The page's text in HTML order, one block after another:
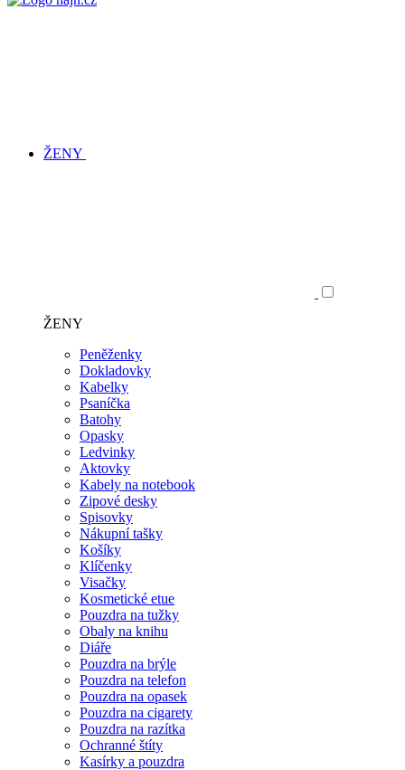
ŽENY
ŽENY
Peněženky
Dokladovky
Kabelky
Psaníčka
Batohy
Opasky
Ledvinky
Aktovky
Kabely na notebook
Zipové desky
Spisovky
Nákupní tašky
Košíky
Klíčenky
Visačky
Kosmetické etue
Pouzdra na tužky
Obaly na knihu
Diáře
Pouzdra na brýle
Pouzdra na telefon
Pouzdra na opasek
Pouzdra na cigarety
Pouzdra na razítka
Ochranné štíty
Kasírky a pouzdra